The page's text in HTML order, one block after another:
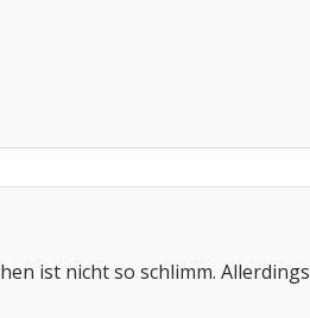
ist nicht so schlimm.